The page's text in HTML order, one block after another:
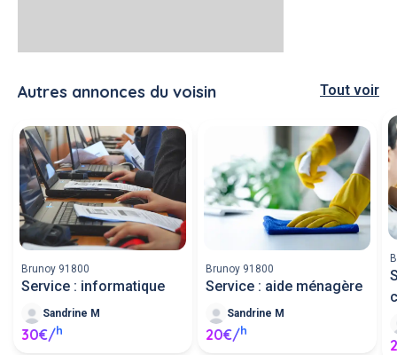
Autres annonces du voisin Tout voir
Brunoy 91800
Service : informatique
Sandrine M
30€/h
Brunoy 91800
Service : aide ménagère
Sandrine M
20€/h